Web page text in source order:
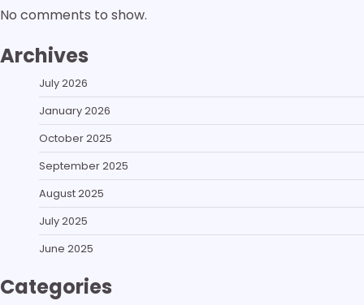
No comments to show.
Archives
July 2026
January 2026
October 2025
September 2025
August 2025
July 2025
June 2025
Categories